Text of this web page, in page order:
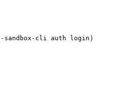
sandbox-cli auth login ）